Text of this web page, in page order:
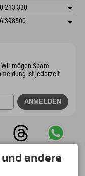
speichern
213 330
speichern
398500
mögen Spam
ist jederzeit
andere